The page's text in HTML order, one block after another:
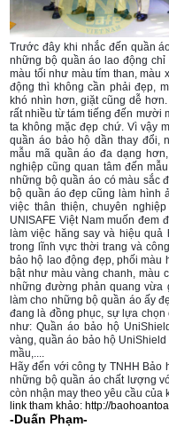
Trước đây khi nhắc đến quần
những bộ quần áo lao động
màu tối như màu tím than, màu
động thì không cần phải đẹp,
khó nhìn hơn, giặt cũng dễ
rất nhiều từ tám tiếng đến mười
ta không mặc đẹp chứ. Vì vậy
quần áo bảo hộ dần thay đổi,
mẫu mã quần áo đa dạng
nghiệp cũng quan tâm đến
những bộ quần áo có màu sắc
bộ quần áo đẹp cũng làm hình
việc thân thiện, chuyên
UNISAFE Việt Nam muốn đem
làm việc hăng say và hiệu
trong lĩnh vực thời trang và
bảo hộ lao động đẹp, phối màu
bật như màu vàng chanh, màu
những đường phản quang vừa
làm cho những bộ quần áo ấy
đang là đồng phục, sự lựa
như: Quần áo bảo hộ
vàng, quần áo bảo hộ
mầu,....
Hãy đến với công ty TNHH Bảo
những bộ quần áo chất lượng
còn nhận may theo yêu cầu của
link tham khảo: http://
-Duấn Phạm-